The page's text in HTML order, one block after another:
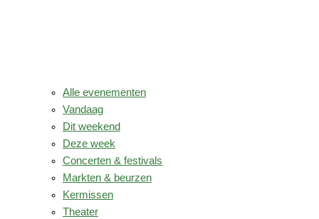
Alle evenementen
Vandaag
Dit weekend
Deze week
Concerten & festivals
Markten & beurzen
Kermissen
Theater